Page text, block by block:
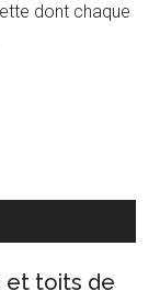
dont chaque
et toits de